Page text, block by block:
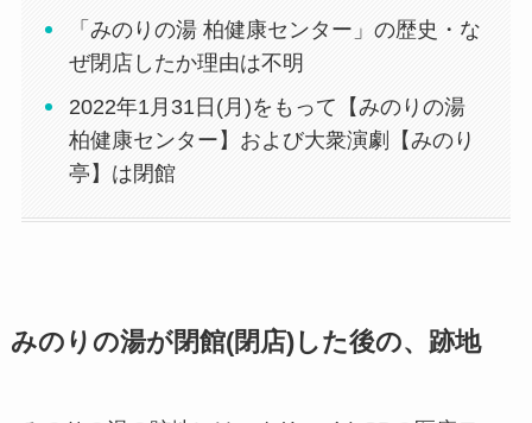
「みのりの湯 柏健康センター」の歴史・な
ぜ閉店したか理由は不明
2022年1月31日(月)をもって【みのりの湯
柏健康センター】および大衆演劇【みのり
亭】は閉館
みのりの湯が閉館(閉店)した後の、跡地